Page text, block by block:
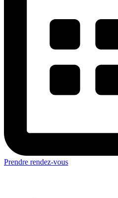
Prendre rendez-vous